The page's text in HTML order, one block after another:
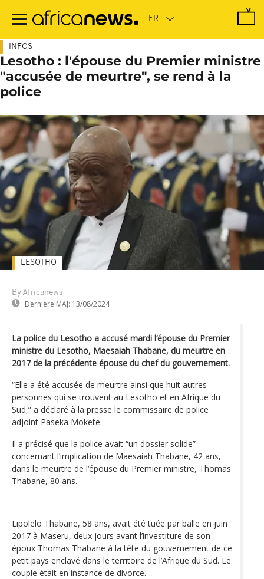
contenu
INFOS
Lesotho : l'épouse du Premier ministre
"accusée de meurtre", se rend à la
police
By Africanews
Dernière MAJ: 13/08/2024
LESOTHO
La police du Lesotho a accusé mardi l‘épouse du Premier
ministre du Lesotho, Maesaiah Thabane, du meurtre en
2017 de la précédente épouse du chef du gouvernement.
“Elle a été accusée de meurtre ainsi que huit autres
personnes qui se trouvent au Lesotho et en Afrique du
Sud,” a déclaré à la presse le commissaire de police
adjoint Paseka Mokete.
Il a précisé que la police avait “un dossier solide”
concernant l’implication de Maesaiah Thabane, 42 ans,
dans le meurtre de l‘épouse du Premier ministre, Thomas
Thabane, 80 ans.
Lipolelo Thabane, 58 ans, avait été tuée par balle en juin
2017 à Maseru, deux jours avant l’investiture de son
époux Thomas Thabane à la tête du gouvernement de ce
petit pays enclavé dans le territoire de l’Afrique du Sud. Le
couple était en instance de divorce.